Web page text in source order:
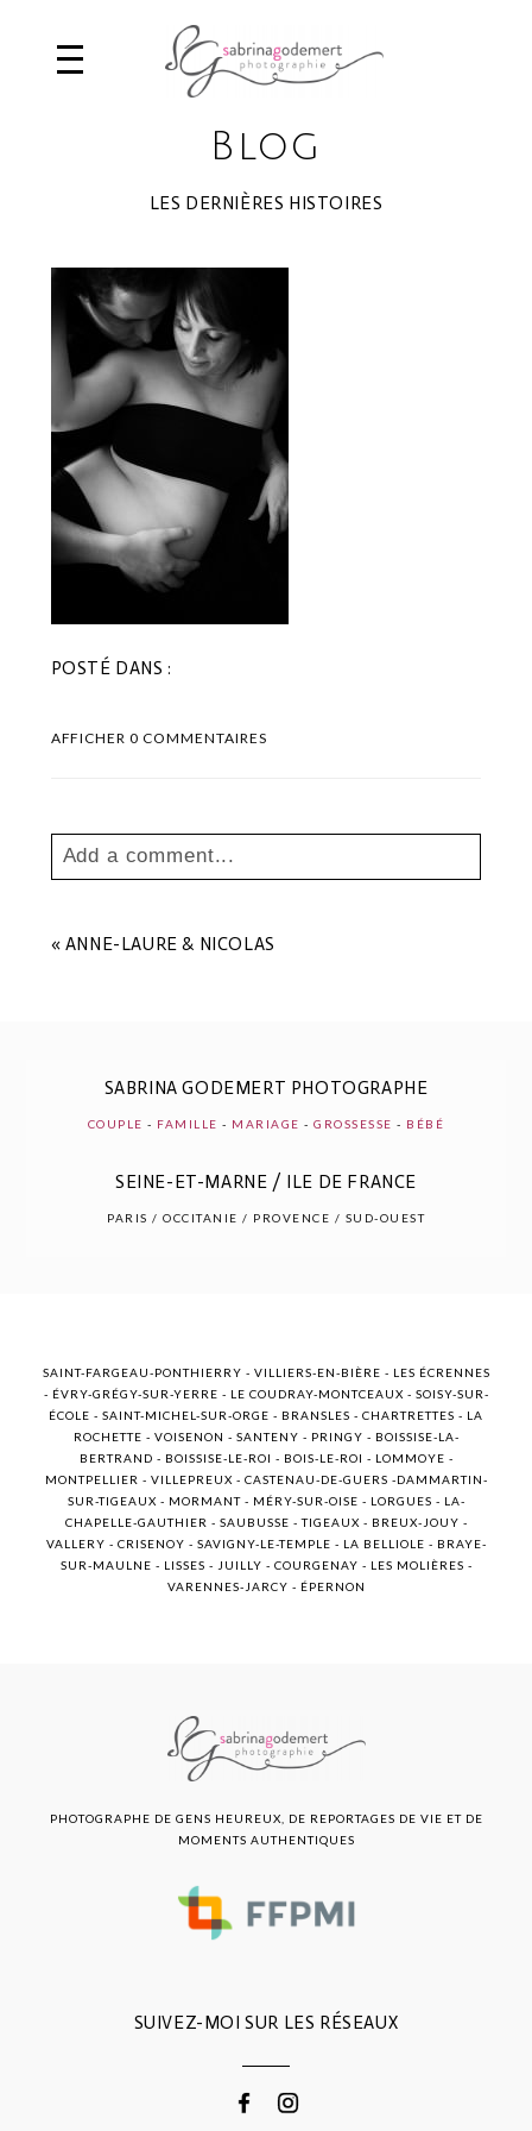
Blog
LES DERNIÈRES HISTOIRES
POSTÉ DANS :
AFFICHER0 COMMENTAIRES
Add a comment...
Les champs marqués sont requis *
POST COMMENT
« ANNE-LAURE & NICOLAS
SABRINA GODEMERT PHOTOGRAPHE
COUPLE - FAMILLE - MARIAGE -GROSSESSE - BÉBÉ
SEINE-ET-MARNE / ILE DE FRANCE
PARIS / OCCITANIE / PROVENCE / SUD-OUEST
SAINT-FARGEAU-PONTHIERRY - VILLIERS-EN-BIÈRE - LES ÉCRENNES
- ÉVRY-GRÉGY-SUR-YERRE - LE COUDRAY-MONTCEAUX - SOISY-SUR-
ÉCOLE - SAINT-MICHEL-SUR-ORGE - BRANSLES - CHARTRETTES - LA
ROCHETTE - VOISENON - SANTENY - PRINGY - BOISSISE-LA-
BERTRAND - BOISSISE-LE-ROI - BOIS-LE-ROI - LOMMOYE -
MONTPELLIER - VILLEPREUX - CASTENAU-DE-GUERS -DAMMARTIN-
SUR-TIGEAUX - MORMANT - MÉRY-SUR-OISE - LORGUES - LA-
CHAPELLE-GAUTHIER - SAUBUSSE - TIGEAUX - BREUX-JOUY -
VALLERY - CRISENOY - SAVIGNY-LE-TEMPLE - LA BELLIOLE - BRAYE-
SUR-MAULNE - LISSES - JUILLY - COURGENAY - LES MOLIÈRES -
VARENNES-JARCY - ÉPERNON
SUIVEZ-MOI SUR LES RÉSEAUX
PHOTOGRAPHE DE GENS HEUREUX, DE REPORTAGES DE VIE ET DE
MOMENTS AUTHENTIQUES